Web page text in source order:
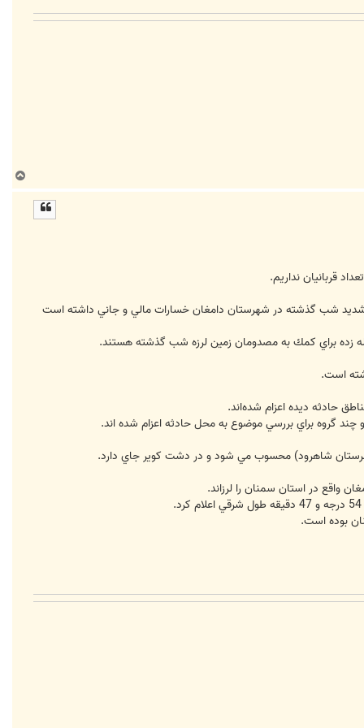
ا
شديد شب گذشته در شهرستان دامغان خسارات مالي و جاني داشته است
زده براي كمك به مصدومان زمين لرزه شب گذشته هستند.
است.
حادثه ديده اعزام شده‌اند.
گروه براي بررسي موضوع به محل حادثه اعزام شده اند.
شاهرود) محسوب مي شود و در دشت كوير جاي دارد.